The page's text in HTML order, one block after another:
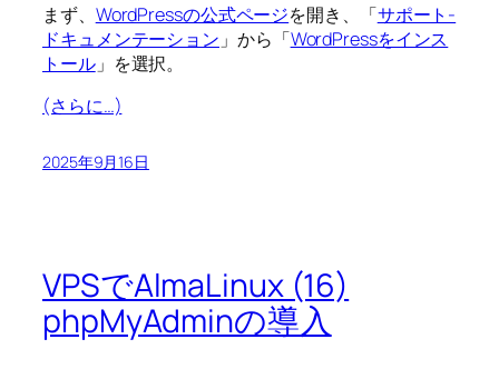
まず、 WordPressの公式ページを開き、「サポート-
ドキュメンテーション 」から「WordPressをインス
トール」を選択。
(さらに…)
2025年9月16日
VPSでAlmaLinux (16)
phpMyAdminの導入